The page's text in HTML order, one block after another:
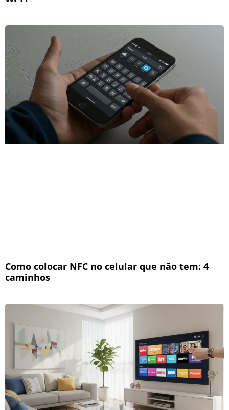
Como colocar NFC no celular que não tem: 4
caminhos